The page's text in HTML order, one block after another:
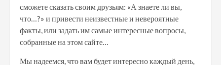
сможете сказать своим друзьям: «А знаете ли вы,
что…?» и привести неизвестные и невероятные
факты, или задать им самые интересные вопросы,
собранные на этом сайте…
Мы надеемся, что вам будет интересно каждый день,